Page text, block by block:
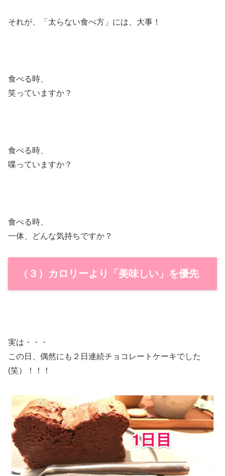
それが、「太らない食べ方」には、大事！
食べる時、
笑っていますか？
食べる時、
喋っていますか？
食べる時、
一体、どんな気持ちですか？
（３）カロリーより「美味しい」を優先
実は・・・
この日、偶然にも２日連続チョコレートケーキでした
(笑）！！！